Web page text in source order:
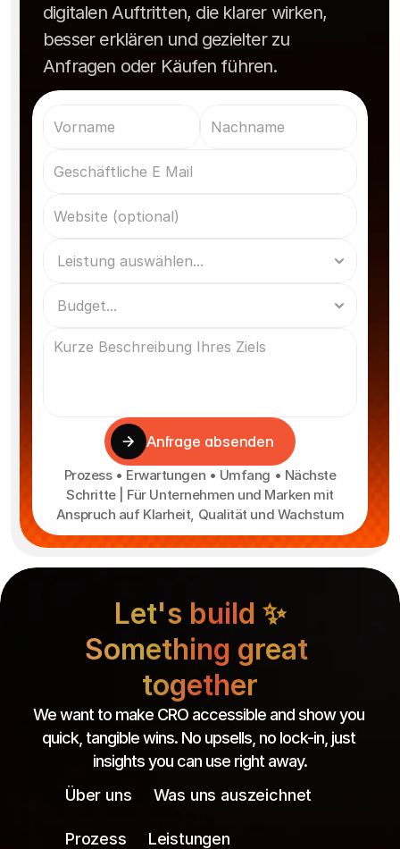
digitalen Auftritten, die klarer wirken,
besser erklären und gezielter zu
Anfragen oder Käufen führen.
Anfrage absenden
Prozess • Erwartungen • Umfang • Nächste
Schritte | Für Unternehmen und Marken mit
Anspruch auf Klarheit, Qualität und Wachstum
Let's build ✨
Something great
together
We want to make CRO accessible and show you
quick, tangible wins. No upsells, no lock-in, just
insights you can use right away.
Über uns
Was uns auszeichnet
Prozess Leistungen